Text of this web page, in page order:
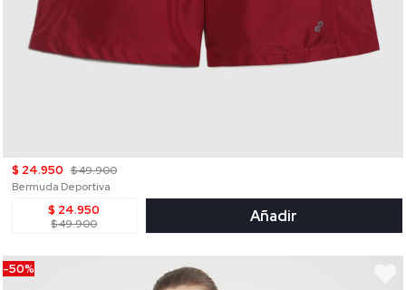
$ 24.950 $ 49.900
Bermuda Deportiva
$ 24.950
$ 49.900 Añadir
-50%